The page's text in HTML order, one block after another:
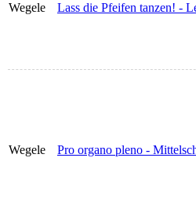
Wegele Lass die Pfeifen tanzen! -
Wegele Pro organo pleno -